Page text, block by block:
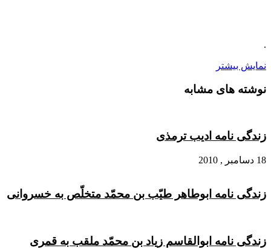
.
نمایش بیشتر
نوشته های مشابه
زندگی نامه ادیب ترمذی
18 دسامبر , 2010
زندگی نامه ابوطاهر طیّب بن محمّد متخلّص به خسروانی
زندگی نامه ابوالقاسم زیاد بن محمّد ملقب به قمری